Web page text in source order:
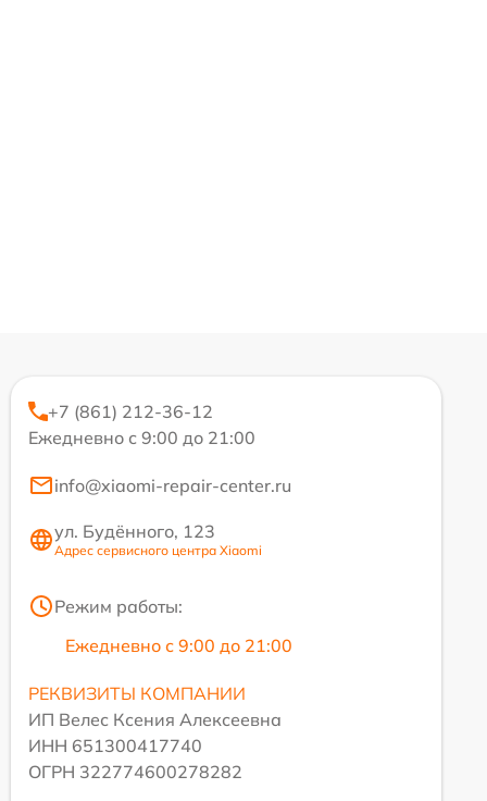
+7 (861) 212-36-12
Ежедневно с 9:00 до 21:00
info@xiaomi-repair-center.ru
ул. Будённого, 123
Адрес сервисного центра Xiaomi
Режим работы:
Ежедневно с 9:00 до 21:00
РЕКВИЗИТЫ КОМПАНИИ
ИП Велес Ксения Алексеевна
ИНН 651300417740
ОГРН 322774600278282